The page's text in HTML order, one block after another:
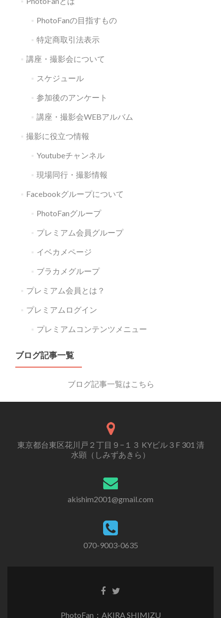
PhotoFanの目指すもの
特定商取引法表示
講座・撮影会について
スケジュール
参加後のアンケート
講座・撮影会WEBアルバム
撮影に役立つ情報
Youtubeチャンネル
現場同行・撮影情報
Facebookグループについて
PhotoFanグループ
プレミアム会員グループ
イベカメページ
ブラカメグループ
プレミアム会員とは？
プレミアムログイン
プレミアムコンテンツメニュー
ブログ記事一覧
ブログ記事一覧はこちら
東京都台東区花川戸２丁目９−１３ KYビル３F 301 清
水顕（しみずあきら）
akishim2001@gmail.com
070-9003-0635
PhotoFan：AKIRA SHIMIZU